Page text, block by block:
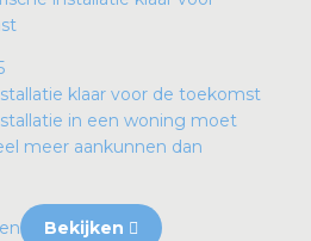
klaar voor de toekomst
in een woning moet
meer aankunnen dan
Bekijken